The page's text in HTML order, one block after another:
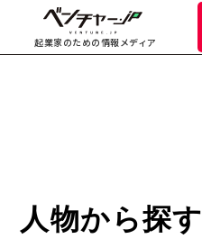
起業家のための情報メディア
人物から探す